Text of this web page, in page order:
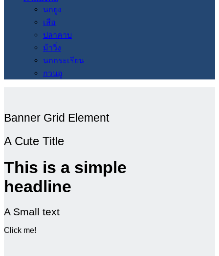
นกยูง
เสือ
ปลาคาบ
ม้าวิ่ง
นกกระเรียน
กวนอู
Banner Grid Element
A Cute Title
This is a simple
headline
A Small text
Click me!